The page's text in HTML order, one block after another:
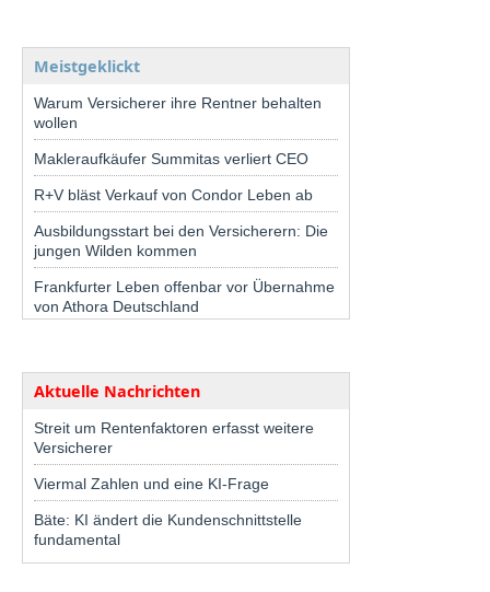
Meistgeklickt
Warum Versicherer ihre Rentner behalten
wollen
Makleraufkäufer Summitas verliert CEO
R+V bläst Verkauf von Condor Leben ab
Ausbildungsstart bei den Versicherern: Die
jungen Wilden kommen
Frankfurter Leben offenbar vor Übernahme
von Athora Deutschland
Aktuelle Nachrichten
Streit um Rentenfaktoren erfasst weitere
Versicherer
Viermal Zahlen und eine KI-Frage
Bäte: KI ändert die Kundenschnittstelle
fundamental